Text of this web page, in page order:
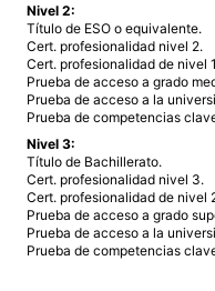
Nivel 2:
Título de ESO o equivalente.
Cert. profesionalidad nivel 2.
Cert. profesionalidad de nivel
Prueba de acceso a grado
Prueba de acceso a la
Prueba de competencias
Nivel 3:
Título de Bachillerato.
Cert. profesionalidad nivel 3.
Cert. profesionalidad de nivel
Prueba de acceso a grado
Prueba de acceso a la
Prueba de competencias